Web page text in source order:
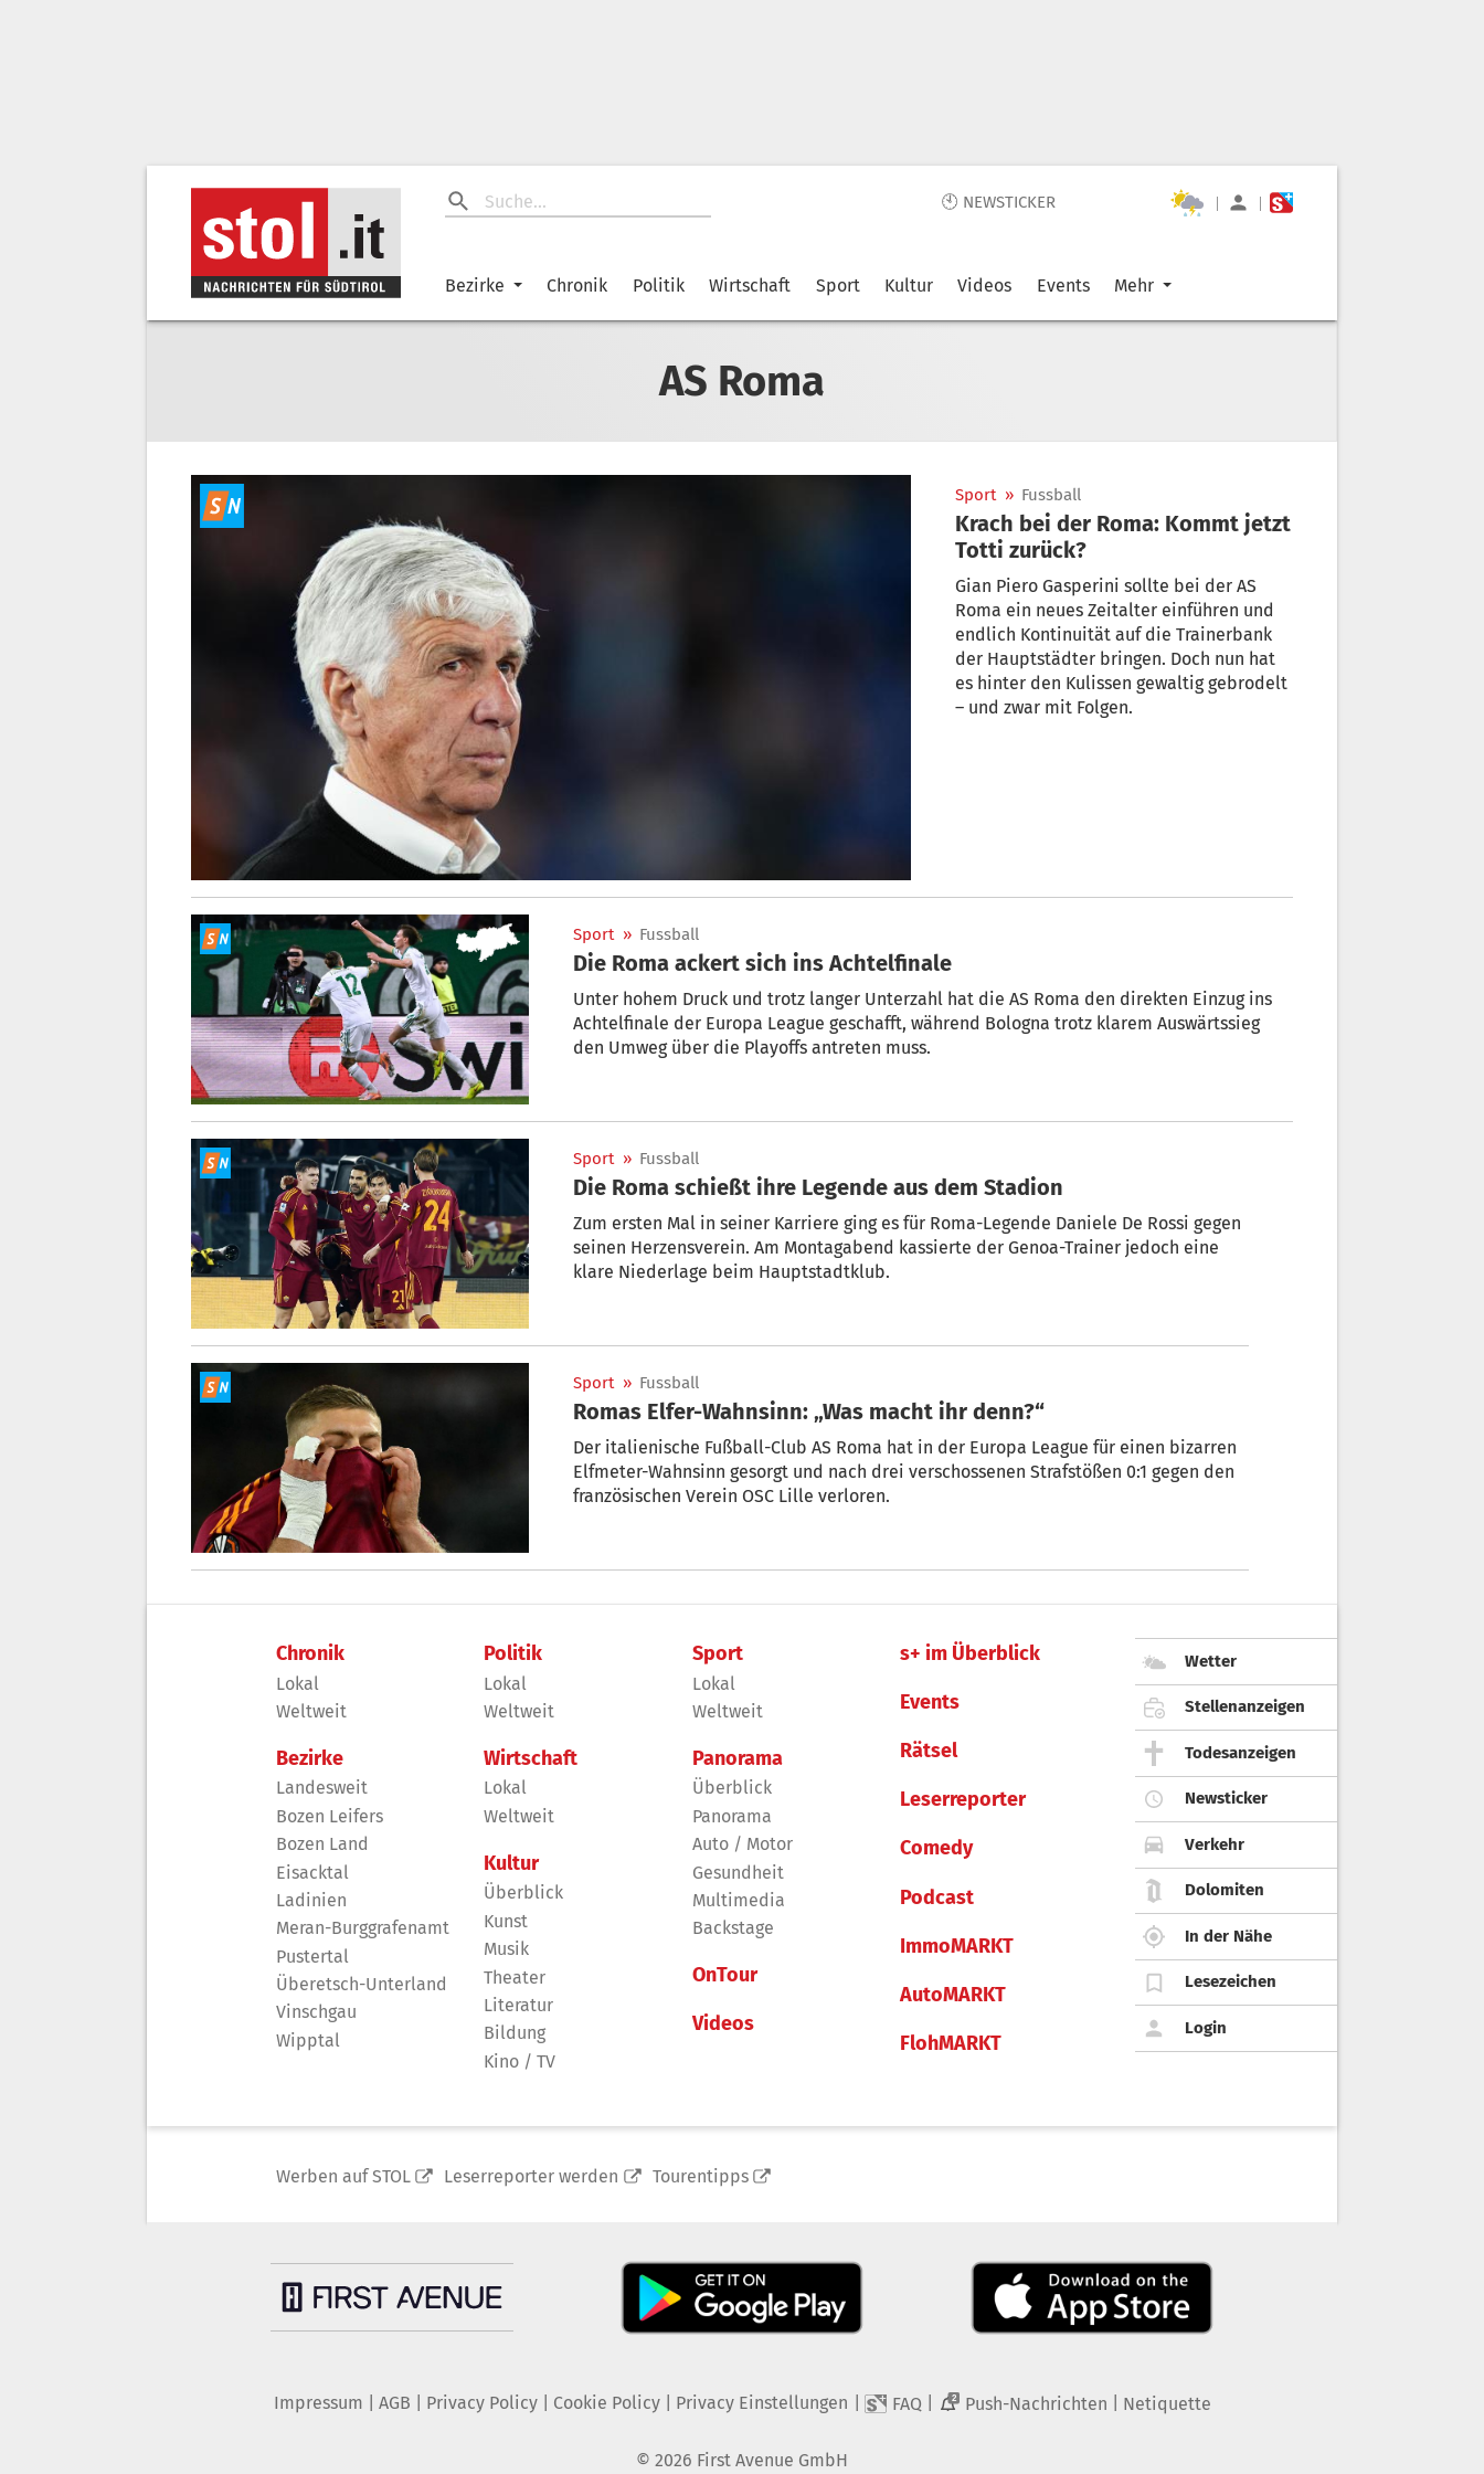
🕙 NEWSTICKER | |
Bezirke Chronik Politik Wirtschaft Sport Kultur Videos Events Mehr
AS Roma
Sport » Fussball
Krach bei der Roma: Kommt jetzt
Totti zurück?
Gian Piero Gasperini sollte bei der AS
Roma ein neues Zeitalter einführen und
endlich Kontinuität auf die Trainerbank
der Hauptstädter bringen. Doch nun hat
es hinter den Kulissen gewaltig gebrodelt
– und zwar mit Folgen.
Sport » Fussball
Die Roma ackert sich ins Achtelfinale
Unter hohem Druck und trotz langer Unterzahl hat die AS Roma den direkten Einzug ins
Achtelfinale der Europa League geschafft, während Bologna trotz klarem Auswärtssieg
den Umweg über die Playoffs antreten muss.
Sport » Fussball
Die Roma schießt ihre Legende aus dem Stadion
Zum ersten Mal in seiner Karriere ging es für Roma-Legende Daniele De Rossi gegen
seinen Herzensverein. Am Montagabend kassierte der Genoa-Trainer jedoch eine
klare Niederlage beim Hauptstadtklub.
Sport » Fussball
Romas Elfer-Wahnsinn: „Was macht ihr denn?“
Der italienische Fußball-Club AS Roma hat in der Europa League für einen bizarren
Elfmeter-Wahnsinn gesorgt und nach drei verschossenen Strafstößen 0:1 gegen den
französischen Verein OSC Lille verloren.
Chronik
Lokal
Weltweit
Bezirke
Landesweit
Bozen Leifers
Bozen Land
Eisacktal
Ladinien
Meran-Burggrafenamt
Pustertal
Überetsch-Unterland
Vinschgau
Wipptal
Politik
Lokal
Weltweit
Wirtschaft
Lokal
Weltweit
Kultur
Überblick
Kunst
Musik
Theater
Literatur
Bildung
Kino / TV
Sport
Lokal
Weltweit
Panorama
Überblick
Panorama
Auto / Motor
Gesundheit
Multimedia
Backstage
OnTour
Videos
s+ im Überblick
Events
Rätsel
Leserreporter
Comedy
Podcast
ImmoMARKT
AutoMARKT
FlohMARKT
Wetter
Stellenanzeigen
Todesanzeigen
Newsticker
Verkehr
Dolomiten
In der Nähe
Lesezeichen
Login
Werben auf STOL Leserreporter werden Tourentipps
Impressum AGB Privacy Policy| Cookie Policy| Privacy Einstellungen FAQ 2 Push-Nachrichten Netiquette
© 2026 First Avenue GmbH